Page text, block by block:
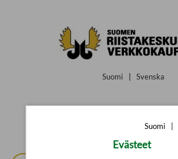
Suomi Svenska
Suomi
Evästeet